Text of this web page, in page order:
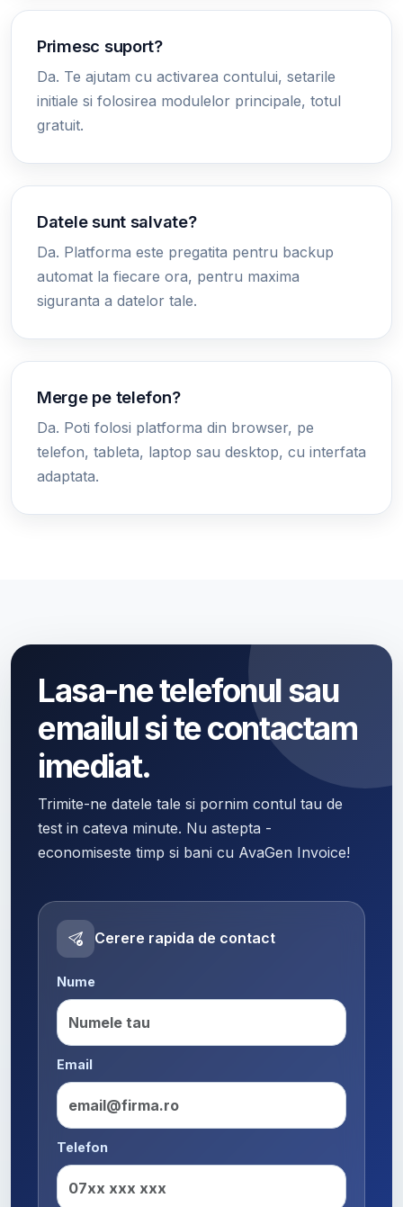
Primesc suport?
Da. Te ajutam cu activarea contului, setarile
initiale si folosirea modulelor principale, totul
gratuit.
Datele sunt salvate?
Da. Platforma este pregatita pentru backup
automat la fiecare ora, pentru maxima
siguranta a datelor tale.
Merge pe telefon?
Da. Poti folosi platforma din browser, pe
telefon, tableta, laptop sau desktop, cu interfata
adaptata.
Lasa-ne telefonul sau
emailul si te contactam
imediat.
Trimite-ne datele tale si pornim contul tau de
test in cateva minute. Nu astepta -
economiseste timp si bani cu AvaGen Invoice!
Cerere rapida de contact
Nume
Email
Telefon